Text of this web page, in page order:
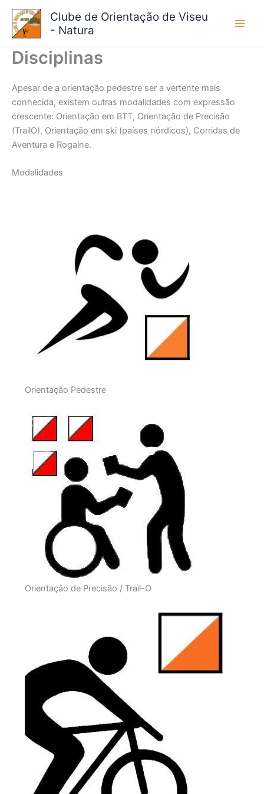
Skip
content
Clube de Orientação de Viseu
- Natura
Disciplinas
Apesar de a orientação pedestre ser a vertente mais
conhecida, existem outras modalidades com expressão
crescente: Orientação em BTT, Orientação de Precisão
(TrailO), Orientação em ski (países nórdicos), Corridas de
Aventura e Rogaine.
Modalidades
Orientação Pedestre
Orientação de Precisão / Trail-O